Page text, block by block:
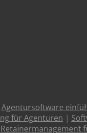
Agentursoftware
für Agenturen |
Retainermanagement